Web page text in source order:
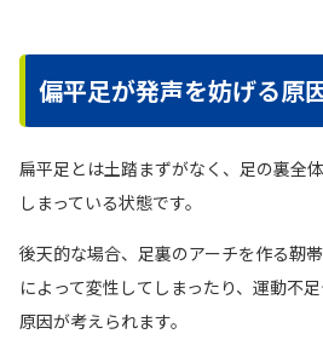
偏平足が発声を妨げる原
扁平足とは土踏まずがなく、足の裏全
しまっている状態です。
後天的な場合、足裏のアーチを作る靭
によって変性してしまったり、運動不
原因が考えられます。